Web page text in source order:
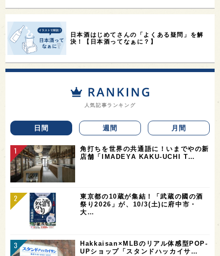
日本酒はじめてさんの「よくある疑問」を解
決！【日本酒ってなぁに？】
人気記事ランキング
日間 週間 月間
角打ちを世界の共通語に！いまでやの新
店舗「IMADEYA KAKU-UCHI T…
東京都の10蔵が集結！「武蔵の國の酒
祭り2026」が、10/3(土)に府中市・
大…
Hakkaisan×MLBのリアル体感型POP-
UPショップ「スタンドハッカイサ…